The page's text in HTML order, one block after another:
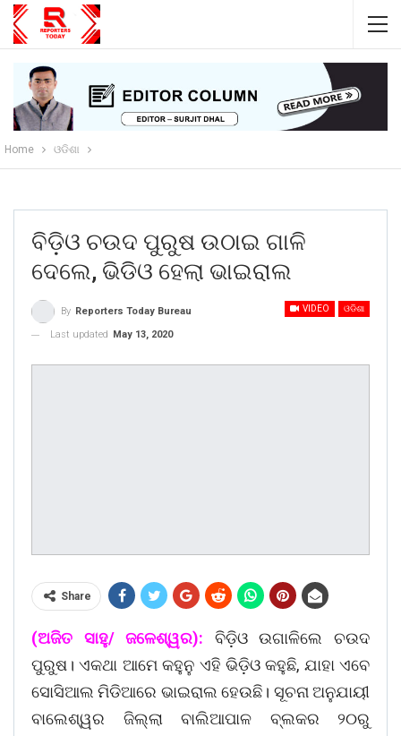
Home ଓଡିଶା
ବିଡ଼ିଓ ଚଉଦ ପୁରୁଷ ଉଠାଇ ଗାଳି
ଦେଲେ, ଭିଡିଓ ହେଲା ଭାଇରାଲ
VIDEO ଓଡିଶା
By Reporters Today Bureau
Last updated
May 13, 2020
Share
(ଅଜିତ ସାହୁ/ ଜଳେଶ୍ୱର): ବିଡ଼ିଓ ଉଗାଳିଲେ ଚଉଦ
ପୁରୁଷ। ଏକଥା ଆମେ କହୁନୁ ଏହି ଭିଡ଼ିଓ କହୁଛି, ଯାହା ଏବେ
ସୋସିଆଲ ମିଡିଆରେ ଭାଇରାଲ ହେଉଛି। ସୂଚନା ଅନୁଯାୟୀ
ବାଲେଶ୍ୱର ଜିଲ୍ଲା ବାଲିଆପାଳ ବ୍ଲକର ୨୦ରୁ